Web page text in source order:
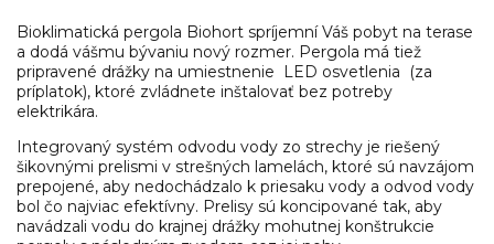
Bioklimatická pergola Biohort spríjemní Váš pobyt na terase
a dodá vášmu bývaniu nový rozmer. Pergola má tiež
pripravené drážky na umiestnenie
LED osvetlenia (za
príplatok), ktoré zvládnete inštalovať bez potreby
elektrikára.
Integrovaný systém odvodu vody zo strechy je riešený
šikovnými prelismi v strešných lamelách, ktoré sú navzájom
prepojené, aby nedochádzalo k priesaku vody a odvod vody
bol čo najviac efektívny. Prelisy sú koncipované tak, aby
navádzali vodu do krajnej drážky mohutnej konštrukcie